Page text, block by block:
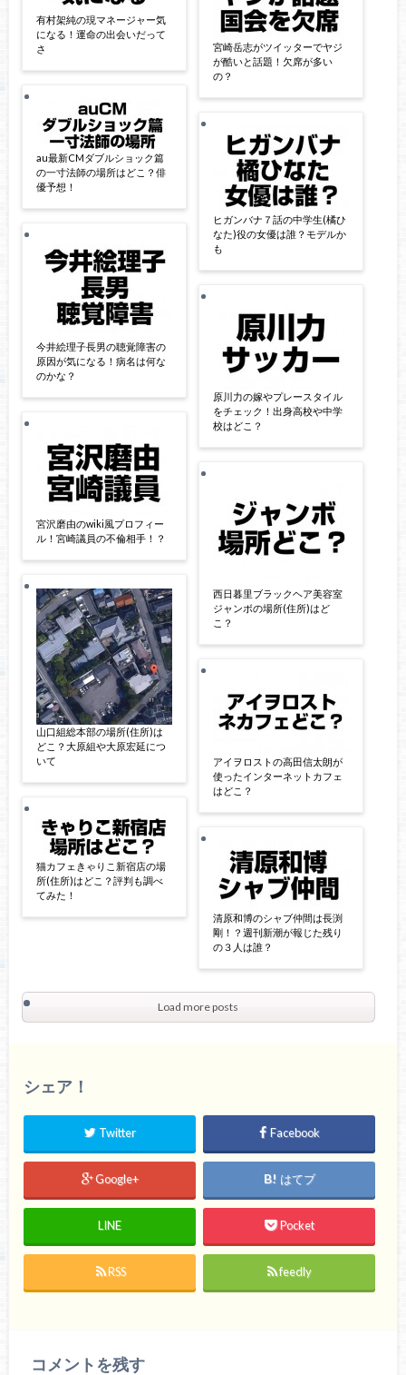
有村架純の現マネージャー気
になる！運命の出会いだって
さ
au最新CMダブルショック篇
の一寸法師の場所はどこ？俳
優予想！
今井絵理子長男の聴覚障害の
原因が気になる！病名は何な
のかな？
宮沢磨由のwiki風プロフィー
ル！宮崎議員の不倫相手！？
山口組総本部の場所(住所)は
どこ？大原組や大原宏延につ
いて
猫カフェきゃりこ新宿店の場
所(住所)はどこ？評判も調べ
てみた！
宮崎岳志がツイッターでヤジ
が酷いと話題！欠席が多い
の？
ヒガンバナ７話の中学生(橘ひ
なた)役の女優は誰？モデルか
も
原川力の嫁やプレースタイル
をチェック！出身高校や中学
校はどこ？
西日暮里ブラックヘア美容室
ジャンボの場所(住所)はど
こ？
アイヲロストの高田信太朗が
使ったインターネットカフェ
はどこ？
清原和博のシャブ仲間は長渕
剛！？週刊新潮が報じた残り
の３人は誰？
Load more posts
シェア！
Twitter Facebook
Google+ はてブ
LINE Pocket
RSS feedly
コメントを残す